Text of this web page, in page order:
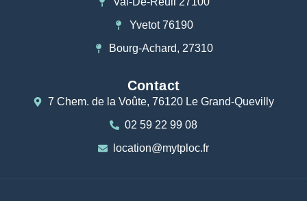
Yvetot 76190
Bourg-Achard, 27310
Contact
7 Chem. de la Voûte, 76120 Le Grand-Quevilly
02 59 22 99 08
location@mytploc.fr